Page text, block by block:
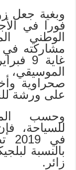
وبغية جعل
فورا في
الوطني
مشاركته
غاية
صحراوية
على ورشة
وحسب
للسياحة،
زائر.